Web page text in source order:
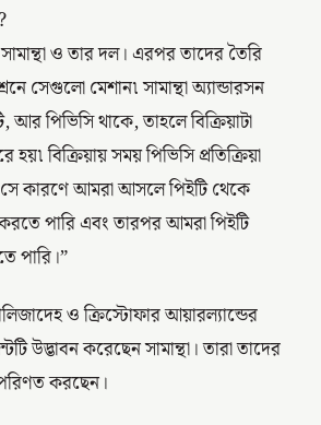
ও তার দল। এরপর তাদের তৈরি
সেগুলো মেশান৷ সামান্থা অ্যান্ডারসন
আর পিভিসি থাকে, তাহলে বিক্রিয়াটা
হয়৷ বিক্রিয়ায় সময় পিভিসি প্রতিক্রিয়া
সে কারণে আমরা আসলে পিইটি থেকে
পারি এবং তারপর আমরা পিইটি
পারি।”
ও ক্রিস্টোফার আয়ারল্যান্ডের
উদ্ভাবন করেছেন সামান্থা। তারা তাদের
করছেন।